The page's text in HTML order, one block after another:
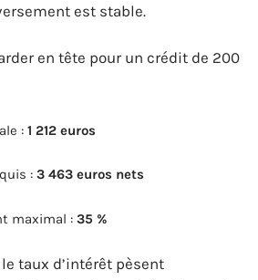
est stable.
en tête pour un crédit de 200
: 1 212 euros
: 3 463 euros nets
maximal : 35 %
taux d’intérêt pèsent